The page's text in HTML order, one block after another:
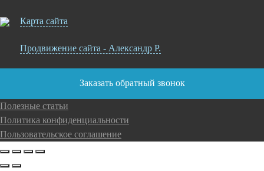
Карта сайта
Продвижение сайта - Александр Р.
Заказать обратный звонок
Полезные статьи
Политика конфиденциальности
Пользовательское соглашение